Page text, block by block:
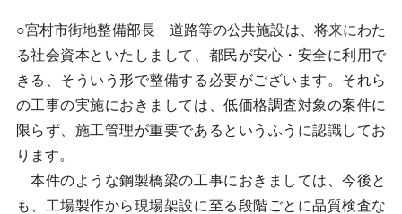
○宮村市街地整備部長 道路等の公共施設は、将来にわた
る社会資本といたしまして、都民が安心・安全に利用で
きる、そういう形で整備する必要がございます。それら
の工事の実施におきましては、低価格調査対象の案件に
限らず、施工管理が重要であるというふうに認識してお
ります。
本件のような鋼製橋梁の工事におきましては、今後と
も、工場製作から現場架設に至る段階ごとに品質検査な